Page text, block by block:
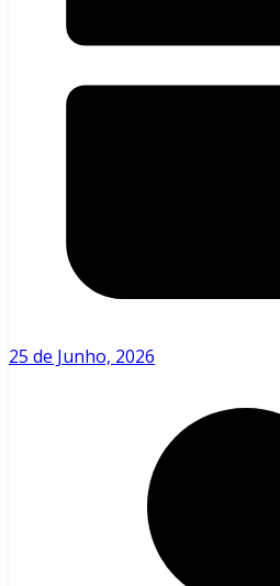
25 de Junho, 2026